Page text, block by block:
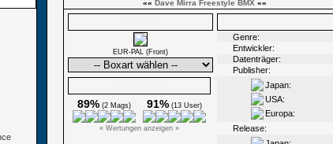
«« Dave Mirra Freestyle BMX ««
EUR-PAL (Front)
89% (2 Mags) 91% (13 User)
« Wertungen anzeigen »
Genre:
Entwickler:
Datenträger:
Publisher:
Japan:
USA:
Europa:
Release: